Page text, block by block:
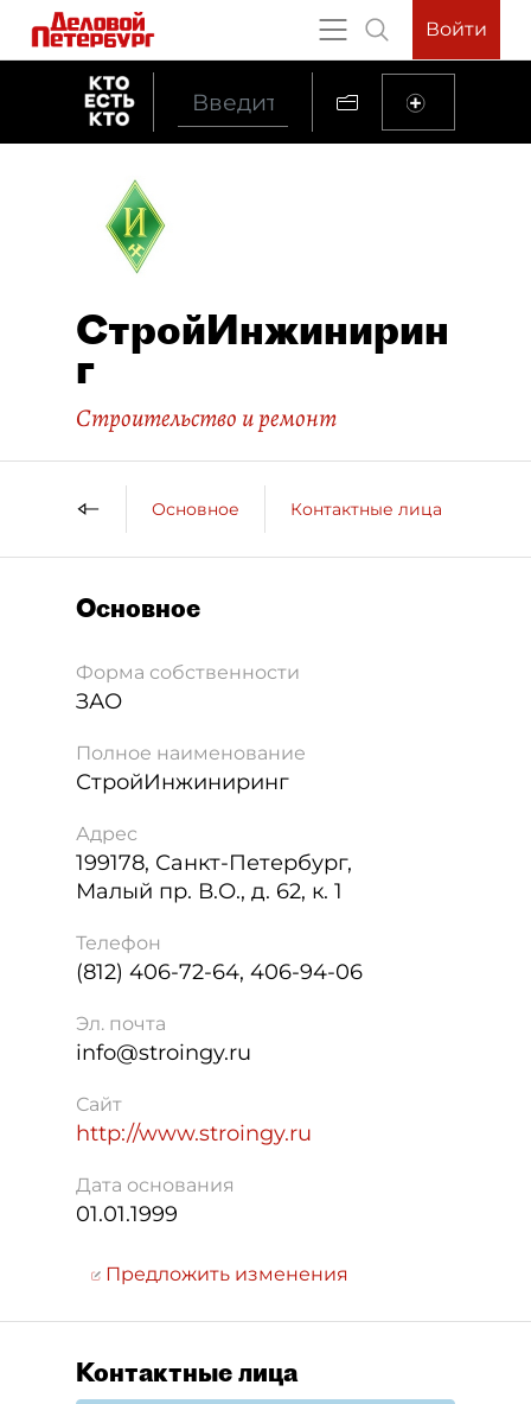
Войти
СтройИнжинирин
г
Строительство и ремонт
Основное Контактные лица
Основное
Форма собственности
ЗАО
Полное наименование
СтройИнжиниринг
Адрес
199178, Санкт-Петербург,
Малый пр. В.О., д. 62, к. 1
Телефон
(812) 406-72-64, 406-94-06
Эл. почта
info@stroingy.ru
Сайт
http://www.stroingy.ru
Дата основания
01.01.1999
Предложить изменения
Контактные лица